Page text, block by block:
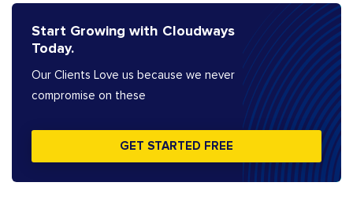
Start Growing with Cloudways
Today.
Our Clients Love us because we never
compromise on these
GET STARTED FREE